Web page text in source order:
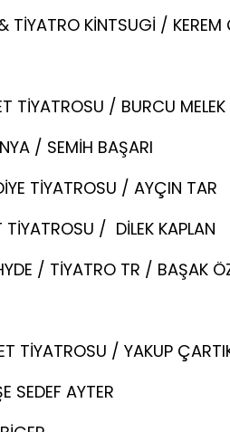
TİYATRO KİNTSUGİ / KEREM
TİYATROSU / BURCU
/ SEMİH BAŞARI
TİYATROSU / AYÇIN TAR
TİYATROSU / DİLEK KAPLAN
/ TİYATRO TR / BAŞAK
TİYATROSU / YAKUP
SEDEF AYTER